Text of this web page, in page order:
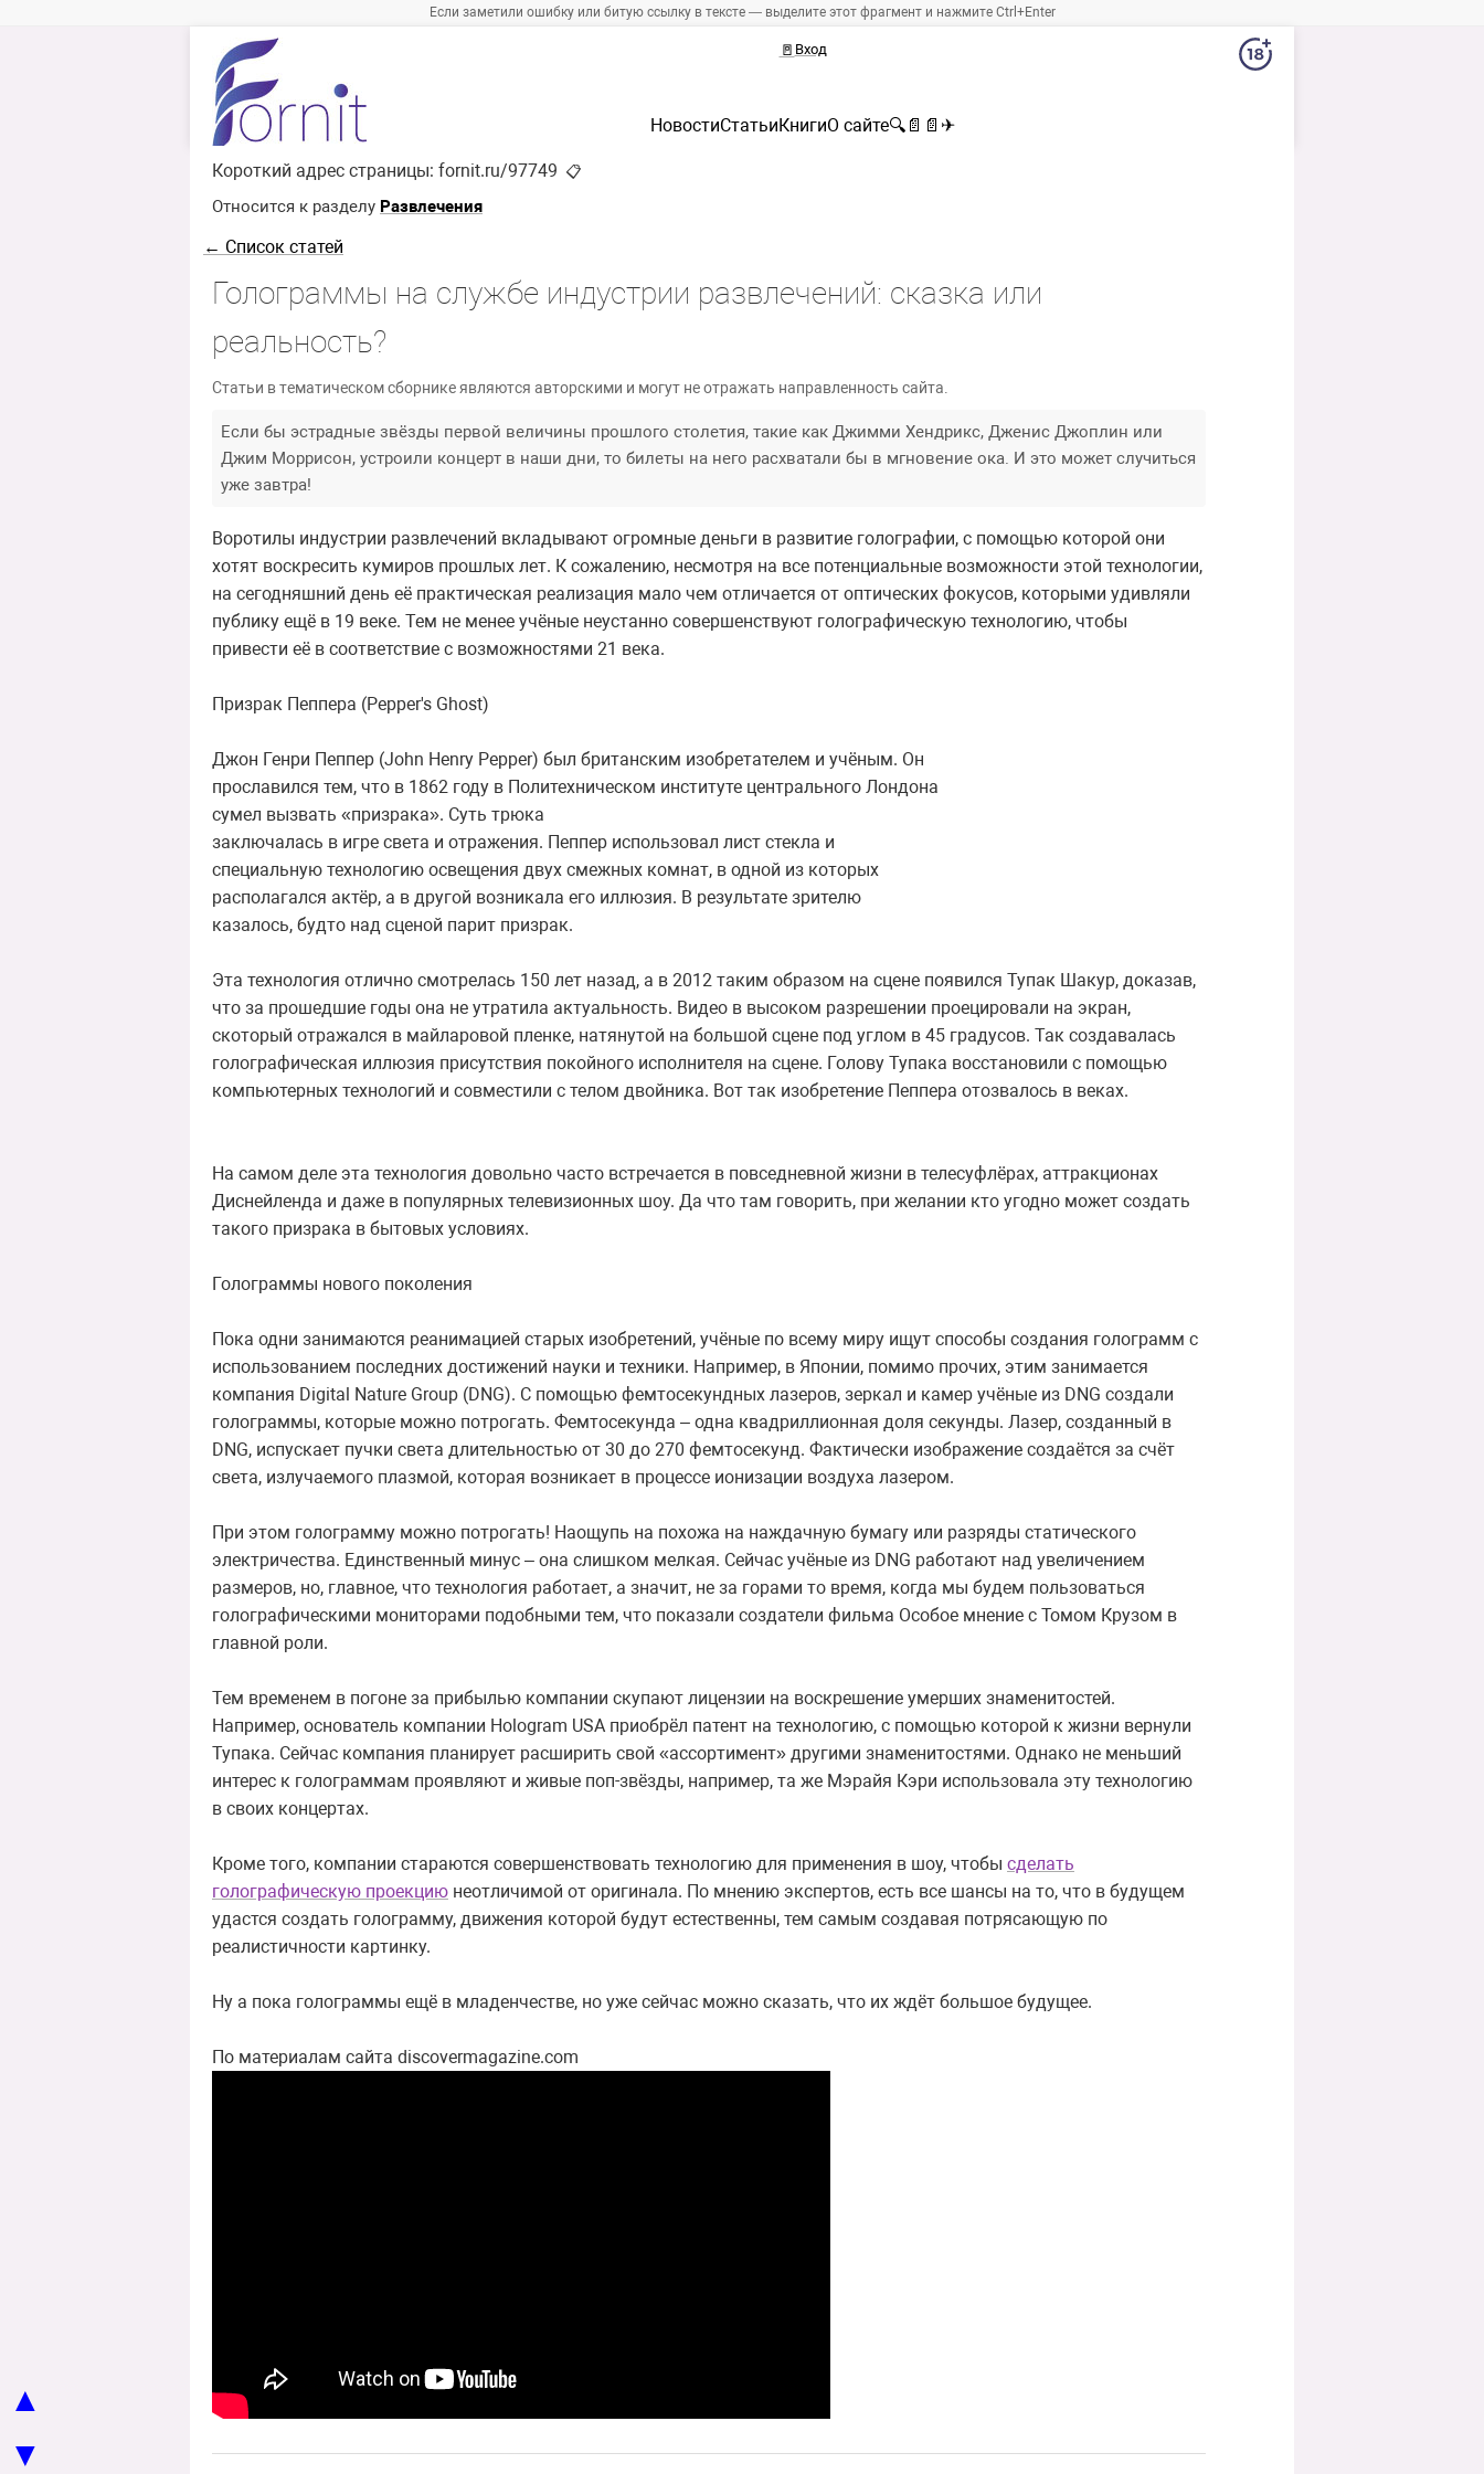
Если заметили ошибку или битую ссылку в тексте — выделите этот фрагмент и нажмите Ctrl+Enter
🚪 Вход
НовостиСтатьиКнигиО сайте🔍 📄 📄 ✈
Короткий адрес страницы: fornit.ru/97749 📋
Относится к разделу Развлечения
← Список статей
Голограммы на службе индустрии развлечений: сказка или
реальность?
Статьи в тематическом сборнике являются авторскими и могут не отражать направленность сайта.
Если бы эстрадные звёзды первой величины прошлого столетия, такие как Джимми Хендрикс, Дженис Джоплин или
Джим Моррисон, устроили концерт в наши дни, то билеты на него расхватали бы в мгновение ока. И это может случиться
уже завтра!
Воротилы индустрии развлечений вкладывают огромные деньги в развитие голографии, с помощью которой они
хотят воскресить кумиров прошлых лет. К сожалению, несмотря на все потенциальные возможности этой технологии,
на сегодняшний день её практическая реализация мало чем отличается от оптических фокусов, которыми удивляли
публику ещё в 19 веке. Тем не менее учёные неустанно совершенствуют голографическую технологию, чтобы
привести её в соответствие с возможностями 21 века.
Призрак Пеппера (Pepper's Ghost)
Джон Генри Пеппер (John Henry Pepper) был британским изобретателем и учёным. Он
прославился тем, что в 1862 году в Политехническом институте центрального Лондона
сумел вызвать «призрака». Суть трюка
заключалась в игре света и отражения. Пеппер использовал лист стекла и
специальную технологию освещения двух смежных комнат, в одной из которых
располагался актёр, а в другой возникала его иллюзия. В результате зрителю
казалось, будто над сценой парит призрак.
Эта технология отлично смотрелась 150 лет назад, а в 2012 таким образом на сцене появился Тупак Шакур, доказав,
что за прошедшие годы она не утратила актуальность. Видео в высоком разрешении проецировали на экран,
скоторый отражался в майларовой пленке, натянутой на большой сцене под углом в 45 градусов. Так создавалась
голографическая иллюзия присутствия покойного исполнителя на сцене. Голову Тупака восстановили с помощью
компьютерных технологий и совместили с телом двойника. Вот так изобретение Пеппера отозвалось в веках.
На самом деле эта технология довольно часто встречается в повседневной жизни в телесуфлёрах, аттракционах
Диснейленда и даже в популярных телевизионных шоу. Да что там говорить, при желании кто угодно может создать
такого призрака в бытовых условиях.
Голограммы нового поколения
Пока одни занимаются реанимацией старых изобретений, учёные по всему миру ищут способы создания голограмм с
использованием последних достижений науки и техники. Например, в Японии, помимо прочих, этим занимается
компания Digital Nature Group (DNG). С помощью фемтосекундных лазеров, зеркал и камер учёные из DNG создали
голограммы, которые можно потрогать. Фемтосекунда – одна квадриллионная доля секунды. Лазер, созданный в
DNG, испускает пучки света длительностью от 30 до 270 фемтосекунд. Фактически изображение создаётся за счёт
света, излучаемого плазмой, которая возникает в процессе ионизации воздуха лазером.
При этом голограмму можно потрогать! Наощупь на похожа на наждачную бумагу или разряды статического
электричества. Единственный минус – она слишком мелкая. Сейчас учёные из DNG работают над увеличением
размеров, но, главное, что технология работает, а значит, не за горами то время, когда мы будем пользоваться
голографическими мониторами подобными тем, что показали создатели фильма Особое мнение с Томом Крузом в
главной роли.
Тем временем в погоне за прибылью компании скупают лицензии на воскрешение умерших знаменитостей.
Например, основатель компании Hologram USA приобрёл патент на технологию, с помощью которой к жизни вернули
Тупака. Сейчас компания планирует расширить свой «ассортимент» другими знаменитостями. Однако не меньший
интерес к голограммам проявляют и живые поп-звёзды, например, та же Мэрайя Кэри использовала эту технологию
в своих концертах.
Кроме того, компании стараются совершенствовать технологию для применения в шоу, чтобы сделать
голографическую проекцию неотличимой от оригинала. По мнению экспертов, есть все шансы на то, что в будущем
удастся создать голограмму, движения которой будут естественны, тем самым создавая потрясающую по
реалистичности картинку.
Ну а пока голограммы ещё в младенчестве, но уже сейчас можно сказать, что их ждёт большое будущее.
По материалам сайта discovermagazine.com
▲
▼